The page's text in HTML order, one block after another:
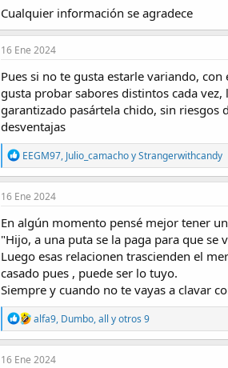
o
Cualquier información se agradece
16 Ene 2024
Pues si no te gusta estarle variando,
gusta probar sabores distintos cada
garantizado pasártela chido, sin riesgos
desventajas
R
e
a
c
i
o
n
e
s
:
EEGM97, Julio_camachoyStrangerwithcandy
16 Ene 2024
En algún momento pensé mejor tener
"Hijo, a una puta se la paga para que se
Luego esas relacionen trascienden el
casado pues , puede ser lo tuyo.
Siempre y cuando no te vayas a clavar
R
e
a
c
alfa9, Dumbo,all y otros 9
16 Ene 2024